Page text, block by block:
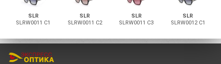
SLR
SLRW0011 С1
SLR
SLRW0011 С2
SLR
SLRW0011 С3
SLR
SLRW0012 С1